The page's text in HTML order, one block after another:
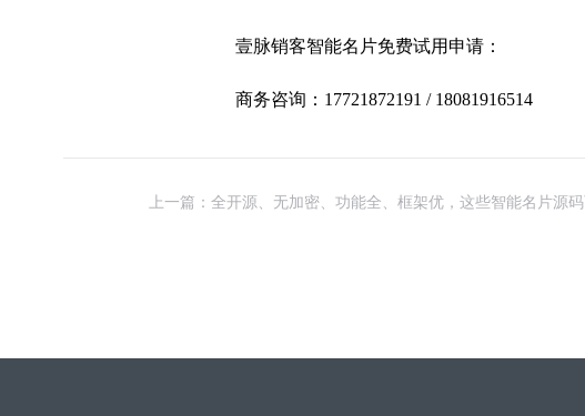
壹脉销客智能名片免费试用申请：
商务咨询：17721872191 / 18081916514
上一篇：全开源、无加密、功能全、框架优，这些智能名片源